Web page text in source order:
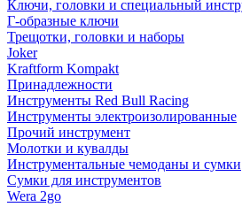
Ключи, головки и специальный
Г-образные ключи
Трещотки, головки и наборы
Joker
Kraftform Kompakt
Принадлежности
Инструменты Red Bull Racing
Инструменты электроизолированные
Прочий инструмент
Молотки и кувалды
Инструментальные чемоданы и сумки
Сумки для инструментов
Wera 2go